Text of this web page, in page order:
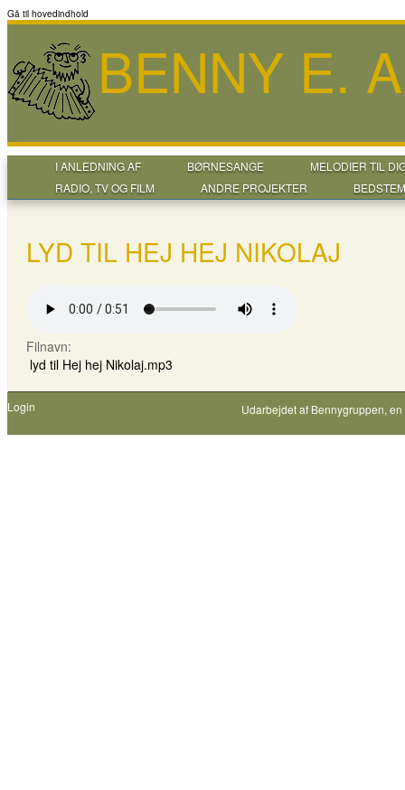
Gå til hovedindhold
BENNY E.
I ANLEDNING AF BØRNESANGE
MELODIER TIL
RADIO, TV OG FILM
ANDRE PROJEKTER
LYD TIL HEJ HEJ NIKOLAJ
Filnavn:
lyd til Hej hej Nikolaj.mp3
Login Udarbejdet af Bennygruppen,